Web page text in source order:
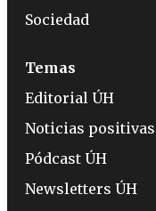
Sociedad
Temas
Editorial ÚH
Noticias positivas
Pódcast ÚH
Newsletters ÚH